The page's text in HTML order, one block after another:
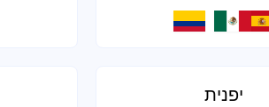
יפנית